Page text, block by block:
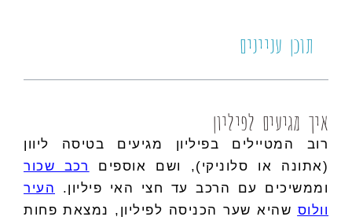
תוכן עניינים
איך מגיעים לפיליון
רוב המטיילים בפיליון מגיעים בטיסה ליוון
(אתונה או סלוניקי), ושם אוספים
רכב שכור
וממשיכים עם הרכב עד חצי האי פיליון.
העיר
וולוס שהיא שער הכניסה לפיליון , נמצאת פחות